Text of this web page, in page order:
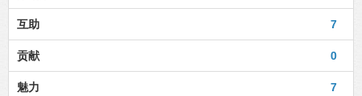
7
互助
0
贡献
7
魅力